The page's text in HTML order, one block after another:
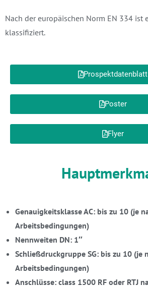
Nach der europäischen Norm EN 334 ist
klassifiziert.
Prospektdatenblatt
Poster
Flyer
Genauigkeitsklasse AC: bis zu 10 (je
Arbeitsbedingungen)
Nennweiten DN: 1″
Schließdruckgruppe SG: bis zu 10 (je
Arbeitsbedingungen)
Anschlüsse: class 1500 RF oder RTJ